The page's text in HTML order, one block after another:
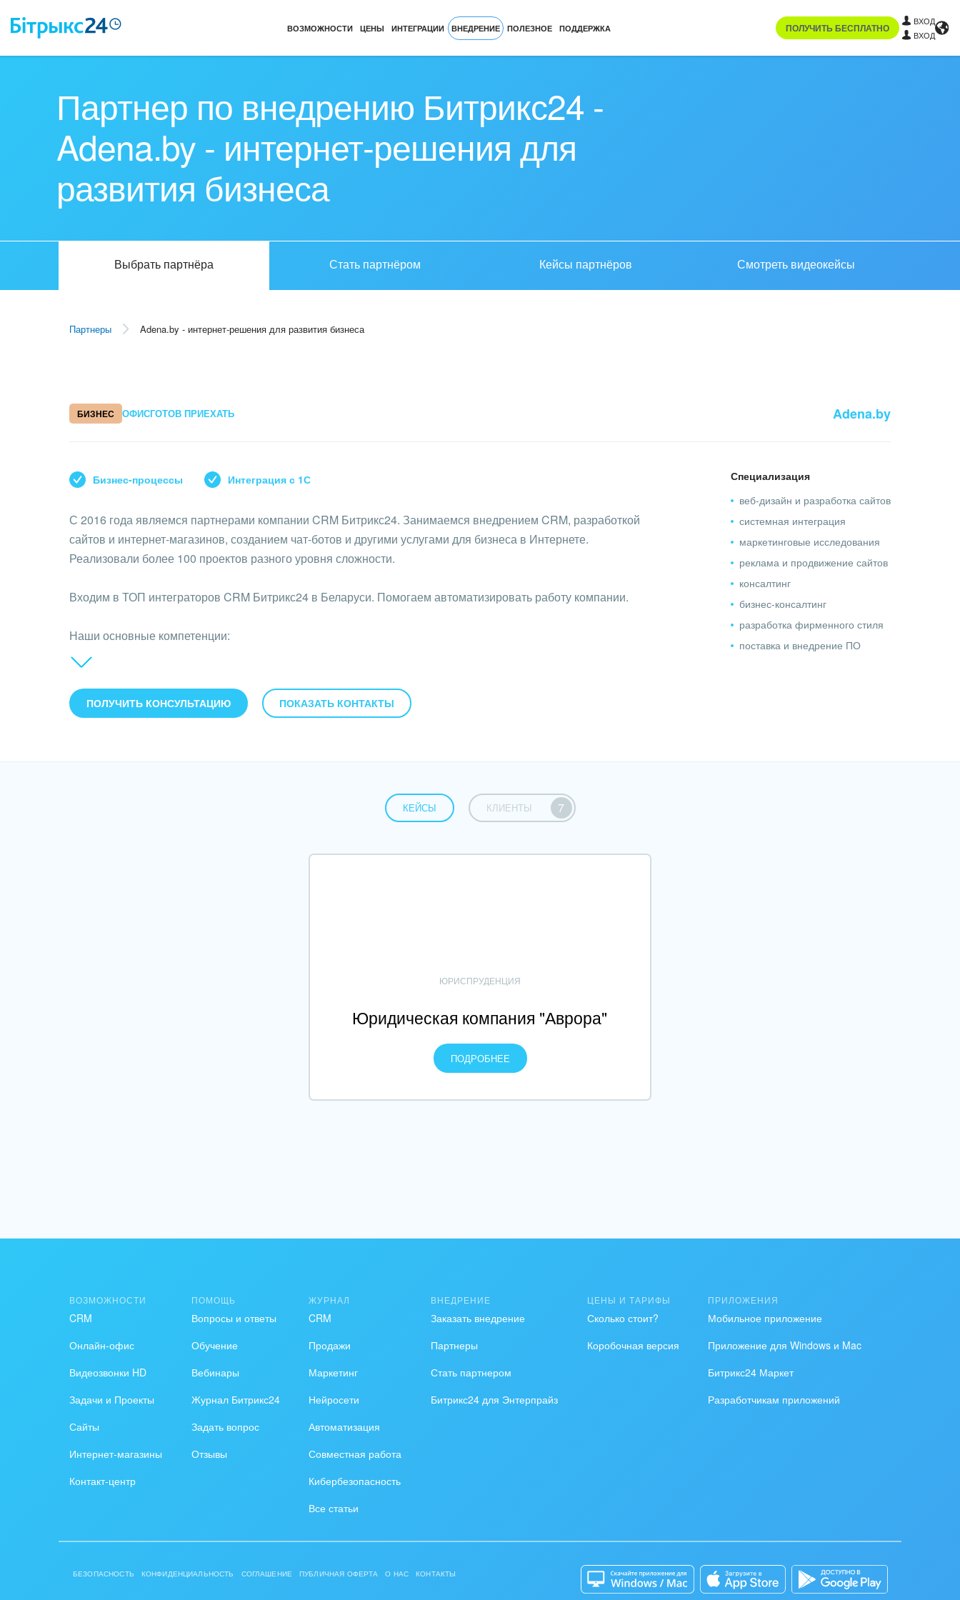
ВОЗМОЖНОСТИ ЦЕНЫ ИНТЕГРАЦИИ ВНЕДРЕНИЕ ПОЛЕЗНОЕ ПОДДЕРЖКА ПОЛУЧИТЬ БЕСПЛАТНО
ВХОД
ВХОД
Партнер по внедрению Битрикс24 -
Adena.by - интернет-решения для
развития бизнеса
Выбрать партнёра Стать партнёром Кейсы партнёров Смотреть видеокейсы
Партнеры Adena.by - интернет-решения для развития бизнеса
БИЗНЕС ОФИСГОТОВ ПРИЕХАТЬ Adena.by
Бизнес-процессы Интеграция с 1С
С 2016 года являемся партнерами компании CRM Битрикс24. Занимаемся внедрением CRM, разработкой
сайтов и интернет-магазинов, созданием чат-ботов и другими услугами для бизнеса в Интернете.
Реализовали более 100 проектов разного уровня сложности.
Входим в ТОП интеграторов CRM Битрикс24 в Беларуси. Помогаем автоматизировать работу компании.
Наши основные компетенции:
• Настройка бизнес-процессов в CRM Битрикс24;
• Разработка интернет-магазинов и сайтов;
ПОЛУЧИТЬ КОНСУЛЬТАЦИЮ ПОКАЗАТЬ КОНТАКТЫ
Специализация
веб-дизайн и разработка сайтов
системная интеграция
маркетинговые исследования
реклама и продвижение сайтов
консалтинг
бизнес-консалтинг
разработка фирменного стиля
поставка и внедрение ПО
КЕЙСЫ КЛИЕНТЫ 7
ЮРИСПРУДЕНЦИЯ
Юридическая компания "Аврора"
ПОДРОБНЕЕ
ВОЗМОЖНОСТИ
CRM
Онлайн-офис
Видеозвонки HD
Задачи и Проекты
Сайты
Интернет-магазины
Контакт-центр
ПОМОЩЬ
Вопросы и ответы
Обучение
Вебинары
Журнал Битрикс24
Задать вопрос
Отзывы
ЖУРНАЛ
CRM
Продажи
Маркетинг
Нейросети
Автоматизация
Совместная работа
Кибербезопасность
Все статьи
ВНЕДРЕНИЕ
Заказать внедрение
Партнеры
Стать партнером
Битрикс24 для Энтерпрайз
ЦЕНЫ И ТАРИФЫ
Сколько стоит?
Коробочная версия
ПРИЛОЖЕНИЯ
Мобильное приложение
Приложение для Windows и Mac
Битрикс24 Маркет
Разработчикам приложений
БЕЗОПАСНОСТЬ КОНФИДЕНЦИАЛЬНОСТЬ СОГЛАШЕНИЕ ПУБЛИЧНАЯ ОФЕРТА О НАС КОНТАКТЫ